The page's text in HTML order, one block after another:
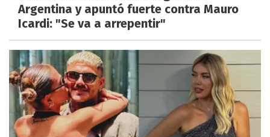
Argentina y apuntó fuerte contra Mauro
Icardi: "Se va a arrepentir"